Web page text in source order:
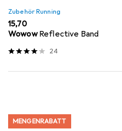
Zubehör Running
EUR
15,70
Wowow Reflective Band
24
MENGENRABATT